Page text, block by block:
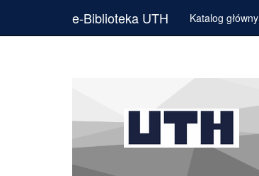
e-Biblioteka UTH Katalog główny